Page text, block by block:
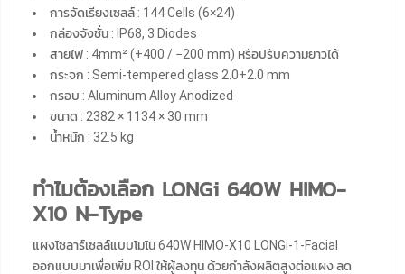
การจัดเรียงเซลล์ : 144 Cells (6×24)
กล่องจังชั่น : IP68, 3 Diodes
สายไฟ : 4mm² (+400 / −200 mm) หรือปรับความยาวได้
กระจก : Semi-tempered glass 2.0+2.0 mm
กรอบ : Aluminum Alloy Anodized
ขนาด : 2382 × 1134 × 30 mm
น้ำหนัก : 32.5 kg
ทำไมต้องเลือก LONGi 640W HIMO-
X10 N-Type
แผงโซลาร์เซลล์แบบโมโน 640W HIMO-X10 LONGi-1-Facial
ออกแบบมาเพื่อเพิ่ม ROI ให้ผู้ลงทุน ด้วยกำลังผลิตสูงต่อแผง ลด